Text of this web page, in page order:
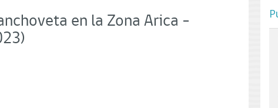
en la Zona Arica -